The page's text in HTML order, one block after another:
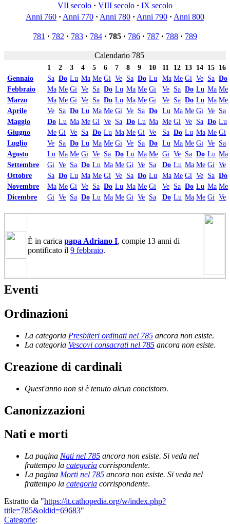
VII secolo · VIII secolo · IX secolo
Anni 760 · Anni 770 · Anni 780 · Anni 790 · Anni 800
781 · 782 · 783 · 784 · 785 · 786 · 787 · 788 · 789
Calendario 785
1 2 3 4 5 6 7 8 9 10 11 12 13 14 15 16
Gennaio
Sa Do Lu Ma Me Gi Ve Sa Do Lu Ma Me Gi Ve Sa Do
Febbraio
Ma Me Gi Ve Sa Do Lu Ma Me Gi Ve Sa Do Lu Ma Me
Marzo
Ma Me Gi Ve Sa Do Lu Ma Me Gi Ve Sa Do Lu Ma Me
Aprile
Ve Sa Do Lu Ma Me Gi Ve Sa Do Lu Ma Me Gi Ve Sa
Maggio
Do Lu Ma Me Gi Ve Sa Do Lu Ma Me Gi Ve Sa Do Lu
Giugno
Me Gi Ve Sa Do Lu Ma Me Gi Ve Sa Do Lu Ma Me Gi
Luglio
Ve Sa Do Lu Ma Me Gi Ve Sa Do Lu Ma Me Gi Ve Sa
Agosto
Lu Ma Me Gi Ve Sa Do Lu Ma Me Gi Ve Sa Do Lu Ma
Settembre
Gi Ve Sa Do Lu Ma Me Gi Ve Sa Do Lu Ma Me Gi Ve
Ottobre
Sa Do Lu Ma Me Gi Ve Sa Do Lu Ma Me Gi Ve Sa Do
Novembre
Ma Me Gi Ve Sa Do Lu Ma Me Gi Ve Sa Do Lu Ma Me
Dicembre
Gi Ve Sa Do Lu Ma Me Gi Ve Sa Do Lu Ma Me Gi Ve
È in carica papa Adriano I, compie 13 anni di
pontificato il 9 febbraio.
Eventi
Ordinazioni
La categoria Presbiteri ordinati nel 785 ancora non esiste.
La categoria Vescovi consacrati nel 785 ancora non esiste.
Creazione di cardinali
Quest'anno non si è tenuto alcun concistoro.
Canonizzazioni
Nati e morti
La pagina Nati nel 785 ancora non esiste. Si veda nel
frattempo la categoria corrispondente.
La pagina Morti nel 785 ancora non esiste. Si veda nel
frattempo la categoria corrispondente.
Estratto da "https://it.cathopedia.org/w/index.php?
title=785&oldid=69683"
Categorie: